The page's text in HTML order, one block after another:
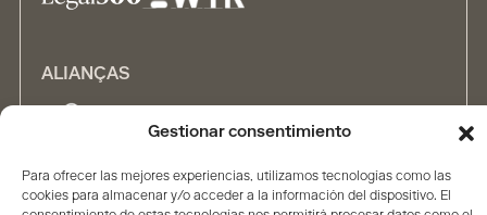
Gestionar consentimiento
Para ofrecer las mejores experiencias, utilizamos tecnologías como las
cookies para almacenar y/o acceder a la información del dispositivo. El
ALIANÇAS